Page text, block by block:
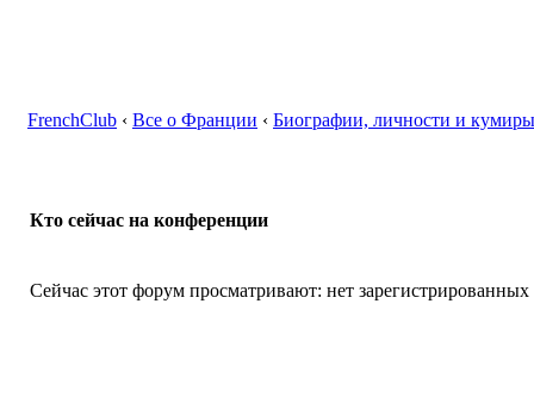
FrenchClub ‹ Все о Франции ‹ Биографии, личности и кумиры
Кто сейчас на конференции
Сейчас этот форум просматривают: нет зарегистрированных